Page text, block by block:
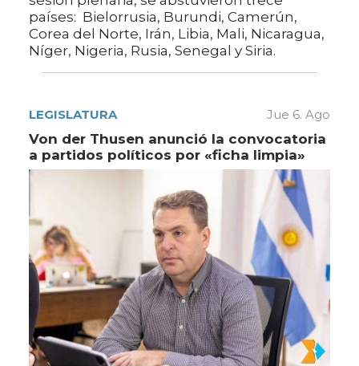
países: Bielorrusia, Burundi, Camerún,
Corea del Norte, Irán, Libia, Mali, Nicaragua,
Níger, Nigeria, Rusia, Senegal y Siria.
LEGISLATURA Jue 6. Ago
Von der Thusen anunció la convocatoria
a partidos políticos por «ficha limpia»